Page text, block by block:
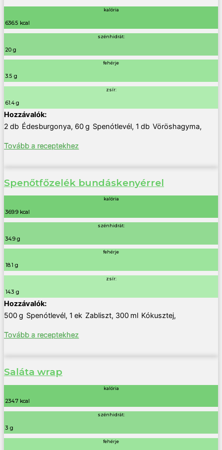
kalória
636.5 kcal
szénhidrát:
20 g
fehérje
3.5 g
zsír:
61.4 g
2 db Édesburgonya, 60g Spenótlevél, 1 db Vöröshagyma,
Tovább a receptekhez
Spenőtfőzelék bundáskenyérrel
kalória
369.9 kcal
szénhidrát:
34.9 g
fehérje
18.1 g
zsír:
14.3 g
500g Spenótlevél, 1 ek Zabliszt, 300 ml Kókusztej,
Tovább a receptekhez
Saláta wrap
kalória
234.7 kcal
szénhidrát:
3 g
fehérje